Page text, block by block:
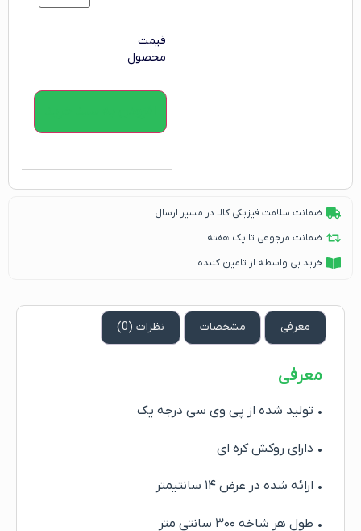
قیمت
محصول
ضمانت سلامت فیزیکی کالا در مسیر ارسال
ضمانت مرجوعی تا یک هفته
خرید بی واسطه از تامین کننده
معرفی مشخصات نظرات (0)
معرفی
• تولید شده از پی وی سی درجه یک
• دارای روکش کره ای
• ارائه شده در عرض ۱۴ سانتیمتر
• طول هر شاخه ۳۰۰ سانتی متر